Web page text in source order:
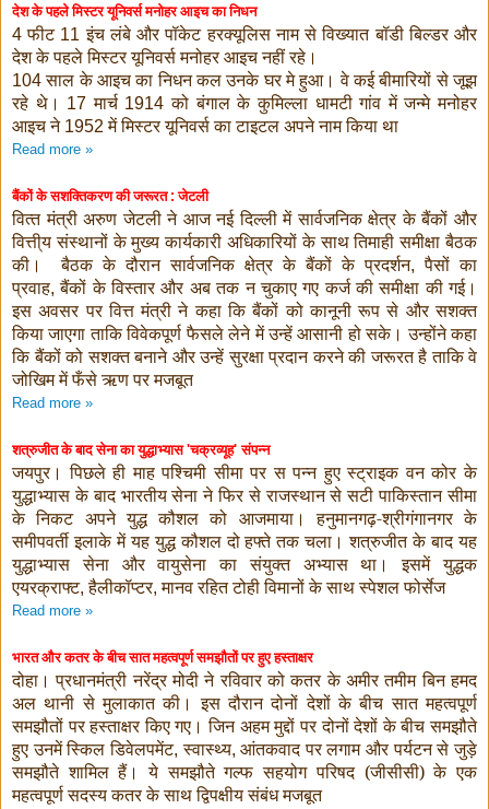
देश के पहले मिस्टर यूनिवर्स मनोहर आइच का निधन
4फीट 11इंच लंबे और पॉकेट हरक्यूलिस नाम से विख्यात बॉडी बिल्डर और
देश के पहले मिस्टर यूनिवर्स मनोहर आइच नहीं रहे।
104साल के आइच का निधन कल उनके घर मे हुआ। वे कई बीमारियों से जूझ
रहे थे।
17मार्च 1914को बंगाल के कुमिल्ला धामटी गांव में जन्मे मनोहर
आइच ने 1952में मिस्टर यूनिवर्स का टाइटल अपने नाम किया था
Read more »
बैंकों के सशक्तिकरण की जरूरत : जेटली
वित्‍त मंत्री अरुण जेटली ने आज नई दिल्ली में सार्वजनिक क्षेत्र के बैंकों और
वित्ती्य संस्थानों के मुख्‍य कार्यकारी अधिकारियों के साथ तिमाही समीक्षा बैठक
की। बैठक के दौरान सार्वजनिक क्षेत्र के बैंकों के प्रदर्शन,पैसों का
प्रवाह,बैंकों के विस्तार और अब तक न चुकाए गए कर्ज की समीक्षा की गई।
इस अवसर पर वित्त मंत्री ने कहा कि बैंकों को कानूनी रूप से और सशक्त
किया जाएगा ताकि विवेकपूर्ण फैसले लेने में उन्हें आसानी हो सके। उन्होंने कहा
कि बैंकों को सशक्त बनाने और उन्हें सुरक्षा प्रदान करने की जरूरत है ताकि वे
जोखिम में फँसे ऋण पर मजबूत
Read more »
शत्रुजीत के बाद सेना का युद्धाभ्यास'चक्रव्यूह'संपन्न
जयपुर। पिछले ही माह पश्चिमी सीमा पर स पन्न हुए स्ट्राइक वन कोर के
युद्धाभ्यास के बाद भारतीय सेना ने फिर से राजस्थान से सटी पाकिस्तान सीमा
के निकट अपने युद्ध कौशल को आजमाया। हनुमानगढ़-श्रीगंगानगर के
समीपवर्ती इलाके में यह युद्ध कौशल दो हफ्ते तक चला। शत्रुजीत के बाद यह
युद्धाभ्यास सेना और वायुसेना का संयुक्त अभ्यास था। इसमें युद्धक
एयरक्राफ्ट,हैलीकॉप्टर,मानव रहित टोही विमानों के साथ स्पेशल फोर्सेज
Read more »
भारत और कतर के बीच सात महत्वपूर्ण समझौतों पर हुए हस्ताक्षर
दोहा। प्रधानमंत्री नरेंद्र मोदी ने रविवार को कतर के अमीर तमीम बिन हमद
अल थानी से मुलाकात की। इस दौरान दोनों देशों के बीच सात महत्वपूर्ण
समझौतों पर हस्ताक्षर किए गए। जिन अहम मुद्दों पर दोनों देशों के बीच समझौते
हुए उनमें स्किल डिवेलपमेंट,स्वास्थ्य,आंतकवाद पर लगाम और पर्यटन से जुड़े
समझौते शामिल हैं। ये समझौते गल्फ सहयोग परिषद (जीसीसी) के एक
महत्वपूर्ण सदस्य कतर के साथ द्विपक्षीय संबंध मजबूत